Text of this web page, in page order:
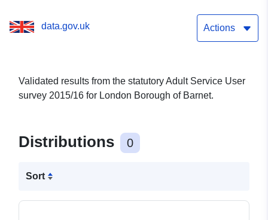
data.gov.uk Actions
Validated results from the statutory Adult Service User
survey 2015/16 for London Borough of Barnet.
Distributions 0
Sort